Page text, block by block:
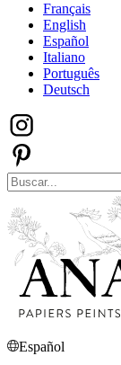
Français
English
Español
Italiano
Português
Deutsch
Español